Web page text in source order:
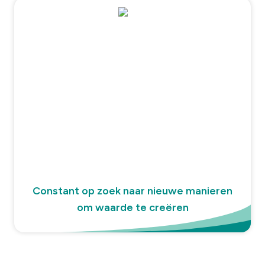
Constant op zoek naar nieuwe manieren
om waarde te creëren